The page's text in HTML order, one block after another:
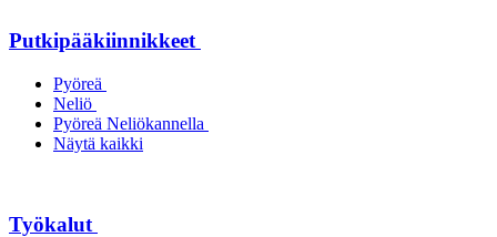
Putkipääkiinnikkeet
Pyöreä
Neliö
Pyöreä Neliökannella
Näytä kaikki
Työkalut